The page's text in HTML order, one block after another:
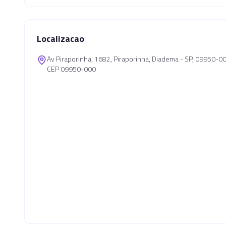
Localizacao
Av Piraporinha, 1682, Piraporinha, Diadema - SP, 09950-
CEP 09950-000